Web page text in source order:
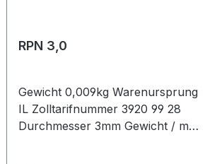
RPN 3,0
Gewicht 0,009kg Warenursprung
IL Zolltarifnummer 3920 99 28
Durchmesser 3mm Gewicht / m